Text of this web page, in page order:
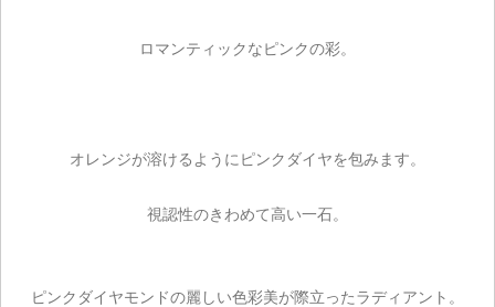
ロマンティックなピンクの彩。
オレンジが溶けるようにピンクダイヤを包みます。
視認性のきわめて高い一石。
ピンクダイヤモンドの麗しい色彩美が際立ったラディアント。